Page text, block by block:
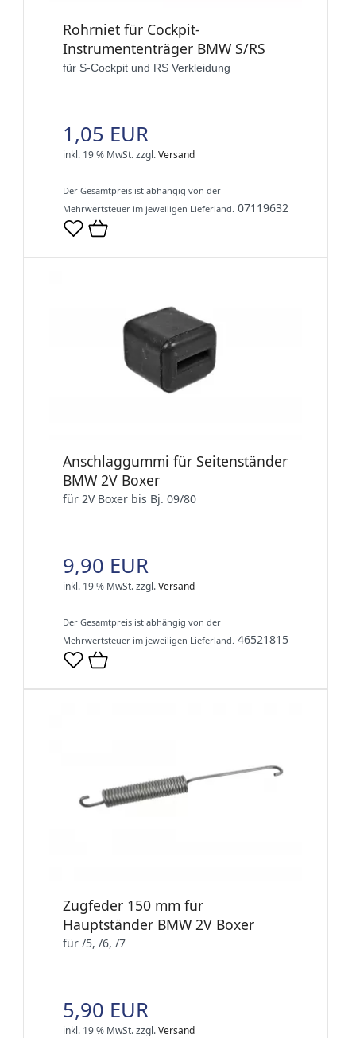
Rohrniet für Cockpit-
Instrumententräger BMW S/RS
für S-Cockpit und RS Verkleidung
1,05 EUR
inkl. 19 % MwSt.zzgl.Versand
Der Gesamtpreis ist abhängig von der
Mehrwertsteuer im jeweiligen Lieferland. 07119632
Anschlaggummi für Seitenständer
BMW 2V Boxer
für 2V Boxer bis Bj. 09/80
9,90 EUR
inkl. 19 % MwSt.zzgl.Versand
Der Gesamtpreis ist abhängig von der
Mehrwertsteuer im jeweiligen Lieferland. 46521815
Zugfeder 150 mm für
Hauptständer BMW 2V Boxer
für /5, /6, /7
5,90 EUR
inkl. 19 % MwSt.zzgl.Versand